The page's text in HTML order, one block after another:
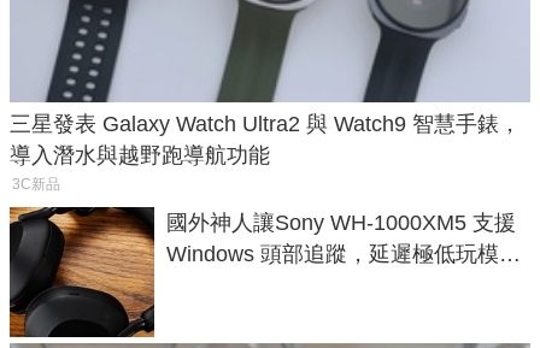
三星發表 Galaxy Watch Ultra2 與 Watch9 智慧手錶，
導入潛水與越野跑導航功能
3C新品
國外神人讓Sony WH-1000XM5 支援
Windows 頭部追蹤，延遲極低玩模擬